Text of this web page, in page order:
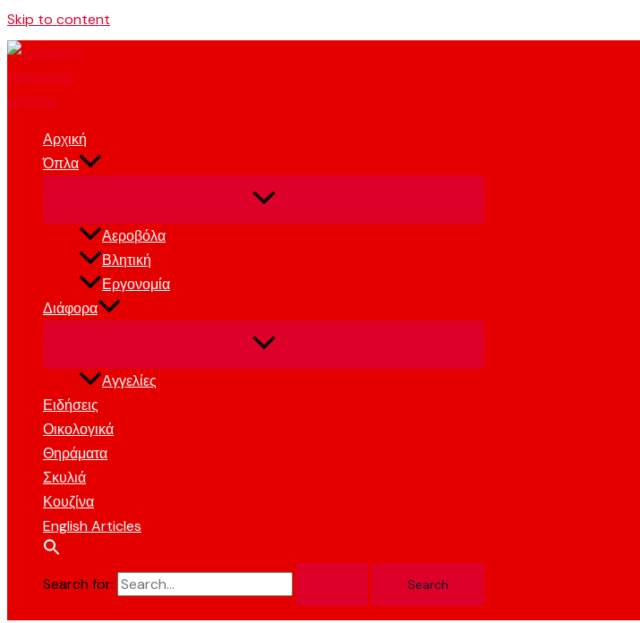
Skip to content
Αρχική
Όπλα
Αεροβόλα
Βλητική
Εργονομία
Διάφορα
Αγγελίες
Ειδήσεις
Οικολογικά
Θηράματα
Σκυλιά
Κουζίνα
English Articles
Search for: